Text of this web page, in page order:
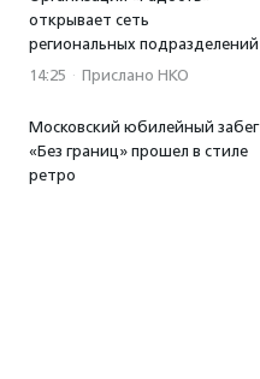
открывает сеть
региональных подразделений
14:25 · Прислано НКО
Московский юбилейный забег
«Без границ» прошел в стиле
ретро